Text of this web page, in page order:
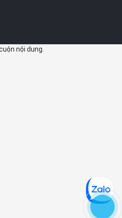
thống cảm biến tiên tiến đã biến
chăm sóc sức khỏe không thể
nội dung.